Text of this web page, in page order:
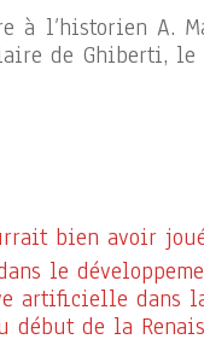
à l’historien A.
de Ghiberti, le
bien avoir
le
artificielle dans
début de la